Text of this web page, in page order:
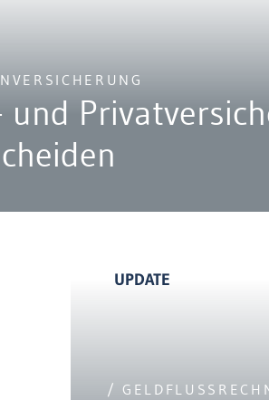
und
UPDATE
/